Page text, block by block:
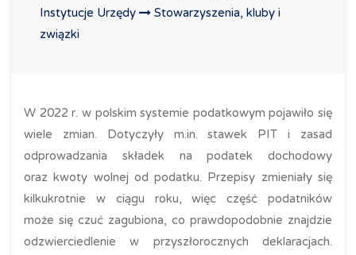
Instytucje Urzędy
Stowarzyszenia, kluby i
związki
W 2022 r. w polskim systemie podatkowym pojawiło się
wiele zmian. Dotyczyły m.in. stawek PIT i zasad
odprowadzania składek na podatek dochodowy
oraz kwoty wolnej od podatku. Przepisy zmieniały się
kilkukrotnie w ciągu roku, więc część podatników
może się czuć zagubiona, co prawdopodobnie znajdzie
odzwierciedlenie w przyszłorocznych deklaracjach.